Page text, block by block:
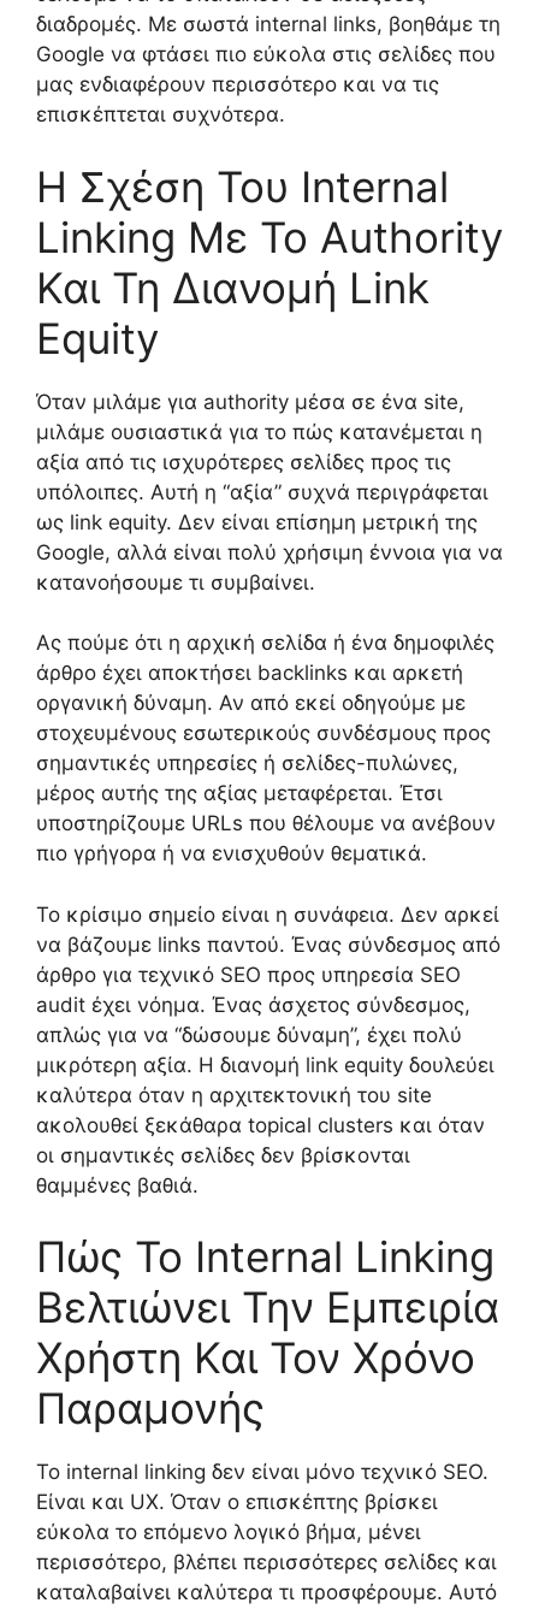
διαδρομές. Με σωστά internal links, βοηθάμε τη
Google να φτάσει πιο εύκολα στις σελίδες που
μας ενδιαφέρουν περισσότερο και να τις
επισκέπτεται συχνότερα.
Η Σχέση Του Internal
Linking Με Το Authority
Και Τη Διανομή Link
Equity
Όταν μιλάμε για authority μέσα σε ένα site,
μιλάμε ουσιαστικά για το πώς κατανέμεται η
αξία από τις ισχυρότερες σελίδες προς τις
υπόλοιπες. Αυτή η “αξία” συχνά περιγράφεται
ως link equity. Δεν είναι επίσημη μετρική της
Google, αλλά είναι πολύ χρήσιμη έννοια για να
κατανοήσουμε τι συμβαίνει.
Ας πούμε ότι η αρχική σελίδα ή ένα δημοφιλές
άρθρο έχει αποκτήσει backlinks και αρκετή
οργανική δύναμη. Αν από εκεί οδηγούμε με
στοχευμένους εσωτερικούς συνδέσμους προς
σημαντικές υπηρεσίες ή σελίδες-πυλώνες,
μέρος αυτής της αξίας μεταφέρεται. Έτσι
υποστηρίζουμε URLs που θέλουμε να ανέβουν
πιο γρήγορα ή να ενισχυθούν θεματικά.
Το κρίσιμο σημείο είναι η συνάφεια. Δεν αρκεί
να βάζουμε links παντού. Ένας σύνδεσμος από
άρθρο για τεχνικό SEO προς υπηρεσία SEO
audit έχει νόημα. Ένας άσχετος σύνδεσμος,
απλώς για να “δώσουμε δύναμη”, έχει πολύ
μικρότερη αξία. Η διανομή link equity δουλεύει
καλύτερα όταν η αρχιτεκτονική του site
ακολουθεί ξεκάθαρα topical clusters και όταν
οι σημαντικές σελίδες δεν βρίσκονται
θαμμένες βαθιά.
Πώς Το Internal Linking
Βελτιώνει Την Εμπειρία
Χρήστη Και Τον Χρόνο
Παραμονής
Το internal linking δεν είναι μόνο τεχνικό SEO.
Είναι και UX. Όταν ο επισκέπτης βρίσκει
εύκολα το επόμενο λογικό βήμα, μένει
περισσότερο, βλέπει περισσότερες σελίδες και
καταλαβαίνει καλύτερα τι προσφέρουμε. Αυτό